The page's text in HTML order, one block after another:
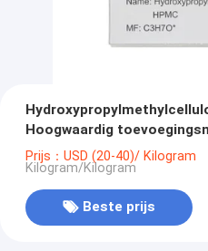
Hoogwaardig
producten
Prijs：USD (20-40)/ Kilogram
Kilogram/Kilogram
Beste prijs